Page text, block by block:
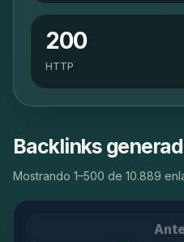
200
HTTP
Backlinks
Mostrando 1–500 de 10.889